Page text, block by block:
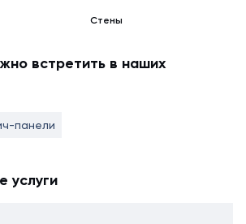
Стены
встретить в наших
панели
услуги